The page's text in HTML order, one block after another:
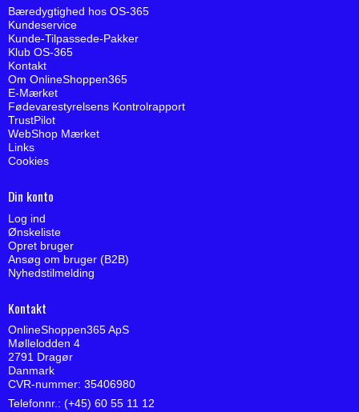
Bæredygtighed hos OS-365
Kundeservice
Kunde-Tilpassede-Pakker
Klub OS-365
Kontakt
Om OnlineShoppen365
E-Mærket
Fødevarestyrelsens Kontrolrapport
TrustPilot
WebShop Mærket
Links
Cookies
Din konto
Log ind
Ønskeliste
Opret bruger
Ansøg om bruger (B2B)
Nyhedstilmelding
Kontakt
OnlineShoppen365 ApS
Møllelodden 4
2791 Dragør
Danmark
CVR-nummer: 35406980
Telefonnr.: (+45) 60 55 11 12